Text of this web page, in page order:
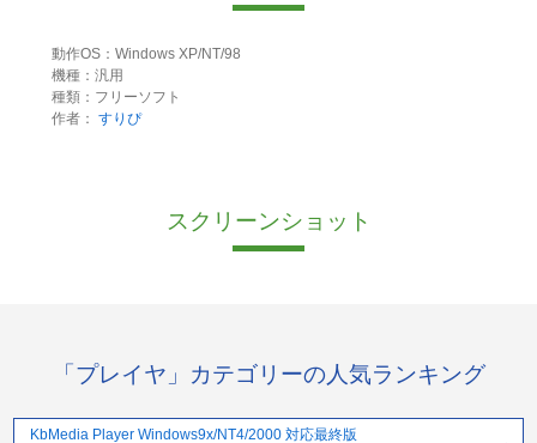
動作OS：Windows XP/NT/98
機種：汎用
種類：フリーソフト
作者： すりぴ
スクリーンショット
「プレイヤ」カテゴリーの人気ランキング
KbMedia Player Windows9x/NT4/2000 対応最終版